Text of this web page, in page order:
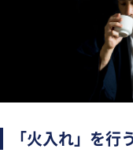
「火入れ」を行